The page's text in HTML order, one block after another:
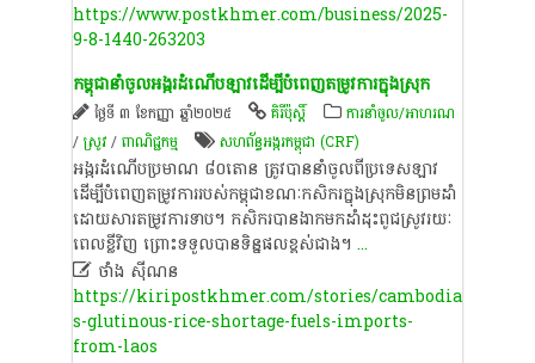
https://www.postkhmer.com/business/2025-
9-8-1440-263203
កម្ពុជានាំចូលអង្ករ​ដំណើបឡាវដើម្បីបំពេញតម្រូវការក្នុងស្រុក ​
ថ្ងៃទី ៣ ខែកញ្ញា ឆ្នាំ២០២៥ គិរីប៉ុស្តិ៍
ការនាំចូល/អាហរណ
/​ស្រូវ​/ពាណិជ្ជកម្ម ​សហព័ន្ធ​អង្ករ​កម្ពុជា (CRF)
អង្ករ​ដំណើប​ប្រមាណ​ ៨០​តោន​ ត្រូវ​បាន​នាំ​ចូល​ពី​ប្រទេស​ឡាវ​
ដើម្បី​បំពេញ​តម្រូវការ​របស់​កម្ពុជា​ខណៈ​កសិករ​ក្នុង​ស្រុក​មិន​ព្រម​ដាំ​
ដោយសារ​តម្រូវការ​ទាប។ កសិករ​បាន​ងាក​មក​ដាំដុះ​ពូជ​ស្រូវ​រយៈ
ពេល​ខ្លី​វិញ ព្រោះ​ទទួល​បាន​ទិន្នផល​ខ្ពស់ជាង។ ...
ថាំង ស៊ីណន
https://kiripostkhmer.com/stories/cambodia
s-glutinous-rice-shortage-fuels-imports-
from-laos